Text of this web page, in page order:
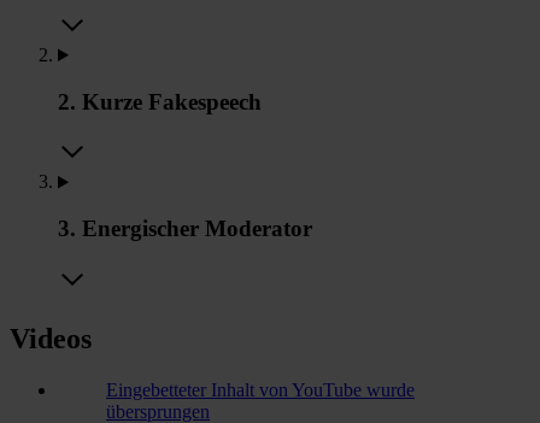
2. Kurze Fakespeech
3. Energischer Moderator
Videos
Eingebetteter Inhalt von YouTube wurde
übersprungen